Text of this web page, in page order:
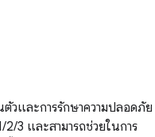
วและการรักษาความปลอดภัย
3 และสามารถช่วยในการ